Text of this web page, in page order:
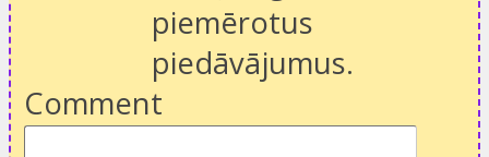
piemērotus
piedāvājumus.
Comment